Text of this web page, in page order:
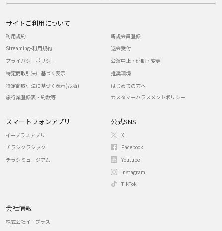
サイトご利用について
利用規約
Streaming+利用規約
プライバシーポリシー
特定商取引法に基づく表示
特定商取引法に基づく表示(お酒)
旅行業登録表・約款等
新規会員登録
退会受付
公演中止・延期・変更
推奨環境
はじめての方へ
カスタマーハラスメントポリシー
スマートフォンアプリ
イープラスアプリ
チラシクラシック
チラシミュージアム
公式SNS
X
Facebook
Youtube
Instagram
TikTok
会社情報
株式会社イープラス